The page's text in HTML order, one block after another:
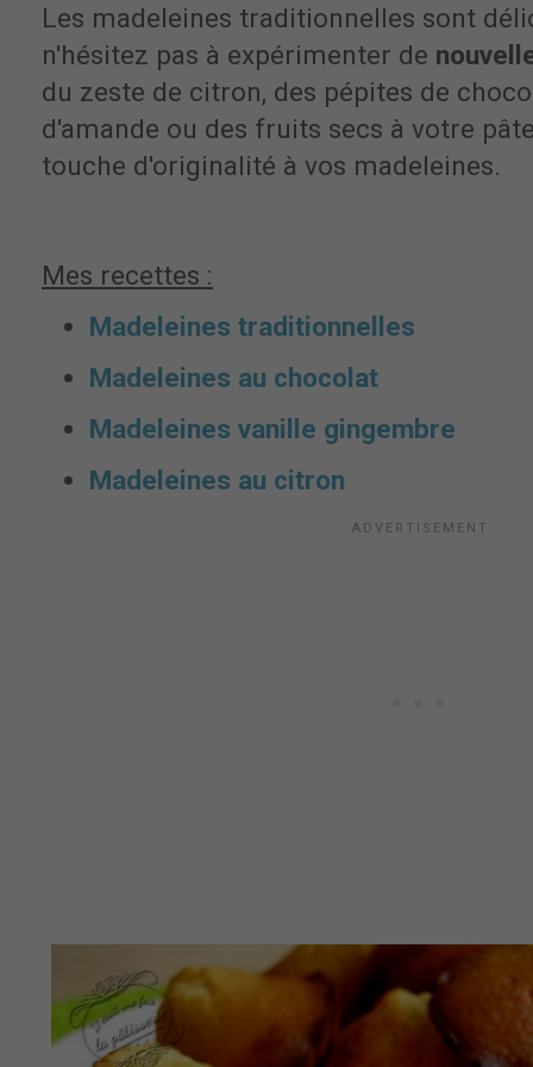
Les madeleines traditionnelles sont
n'hésitez pas à expérimenter de
du zeste de citron, des pépites de
d'amande ou des fruits secs à votre
touche d'originalité à vos madeleines.
Mes recettes :
Madeleines traditionnelles
Madeleines au chocolat
Madeleines vanille gingembre
Madeleines au citron